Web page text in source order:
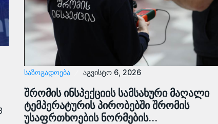
ᲡᲐᲖᲝᲒᲐᲓᲝᲔᲑᲐ აგვისტო 6, 2026
შრომის ინსპექციის სამსახური მაღალი
ტემპერატურის პირობებში შრომის
უსაფრთხოების ნორმების…